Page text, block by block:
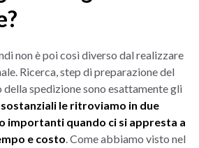
non è poi così diverso dal realizzare
Ricerca, step di preparazione del
spedizione sono esattamente gli
le ritroviamo in due
importanti quando ci si appresta a
e costo. Come abbiamo visto nel